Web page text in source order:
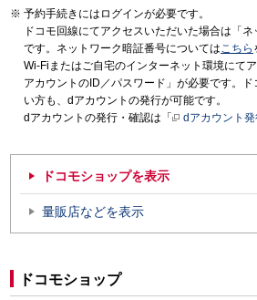
予約手続きにはログインが必要です。
ドコモ回線にてアクセスいただいた場合は「
です。ネットワーク暗証番号についてはこちら
Wi-Fiまたはご自宅のインターネット環境にて
アカウントのID／パスワード」が必要です。
い方も、dアカウントの発行が可能です。
dアカウントの発行・確認は「
dアカウント
ドコモショップを表示
量販店などを表示
ドコモショップ